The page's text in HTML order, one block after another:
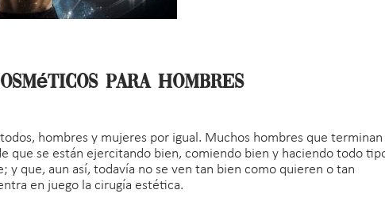
para hombres
hombres y mujeres por igual. Muchos hombres que terminan
que se están ejercitando bien, comiendo bien y haciendo todo
y que, aun así, todavía no se ven tan bien como quieren o tan
en juego la cirugía estética.